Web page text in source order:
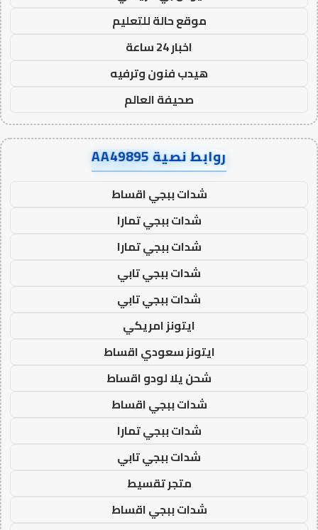
موقع حالة للتعليم
اخبار 24 ساعة
هيدب فنون وترفيه
صحيفة العالم
روابط نصية AA49895
شدات ببجي اقساط
شدات ببجي تمارا
شدات ببجي تمارا
شدات ببجي تابي
شدات ببجي تابي
ايتونز امريكي
ايتونز سعودي اقساط
شحن يلا لودو اقساط
شدات ببجي اقساط
شدات ببجي تمارا
شدات ببجي تابي
متجر تقسيط
شدات ببجي اقساط